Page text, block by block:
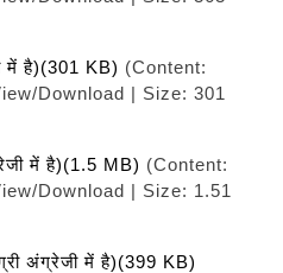
में है)(301 KB) (Content:
Download | Size: 301
में है)(1.5 MB) (Content:
Download | Size: 1.51
अंग्रेजी में है)(399 KB)